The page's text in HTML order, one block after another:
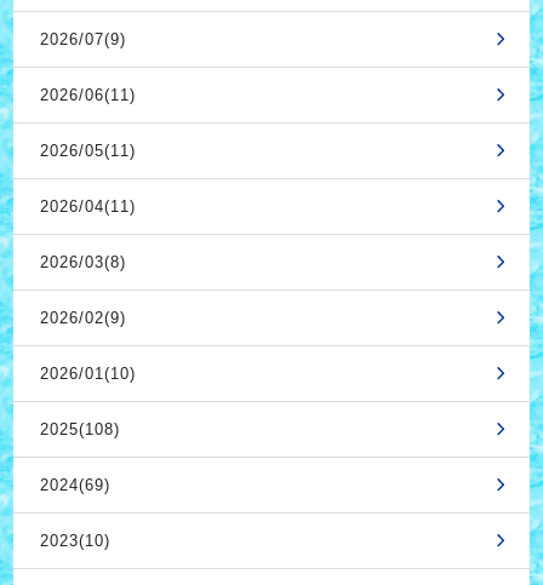
2026/07(9)
2026/06(11)
2026/05(11)
2026/04(11)
2026/03(8)
2026/02(9)
2026/01(10)
2025(108)
2024(69)
2023(10)